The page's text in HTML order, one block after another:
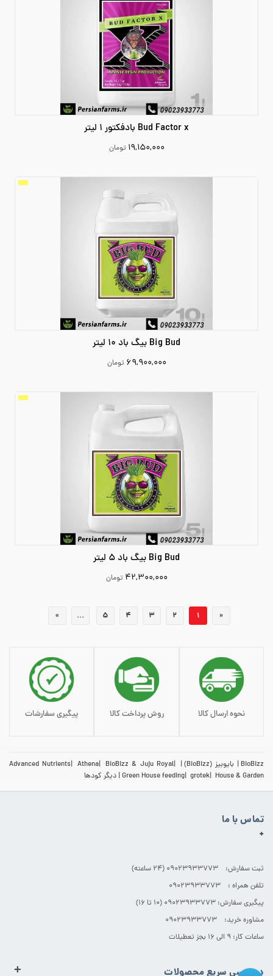
Bud Factor x بادفکتور 1 لیتر
۱۹,۱۵۰,۰۰۰ تومان
Big Bud بیگ باد 10 لیتر
۶۹,۹۰۰,۰۰۰ تومان
Big Bud بیگ باد 5 لیتر
۴۲,۳۰۰,۰۰۰ تومان
افزودن به سبد خرید «
1
2
3
4
5
...
»
نحوه ارسال کالا روش پرداخت کالا پیگیری سفارشات
BioBizz بایوبیز (BioBizz) Advanced Nutrients Athena
BioBizz & Juju Royal
Green House feeding grotek House & Garden دیگر کودها
تماس با ما
+
ثبت سفارش: 09023933773 (۲۴ ساعته)
تلفن همراه : 09023933773
پیگیری سفارش: 09023933773 (۱۰ تا ۱۶)
مشاوره خرید: 09023933773
ساعات کار: ۹ الی ۱۶ بجز تعطیلات
دسترسی سریع محصولات +